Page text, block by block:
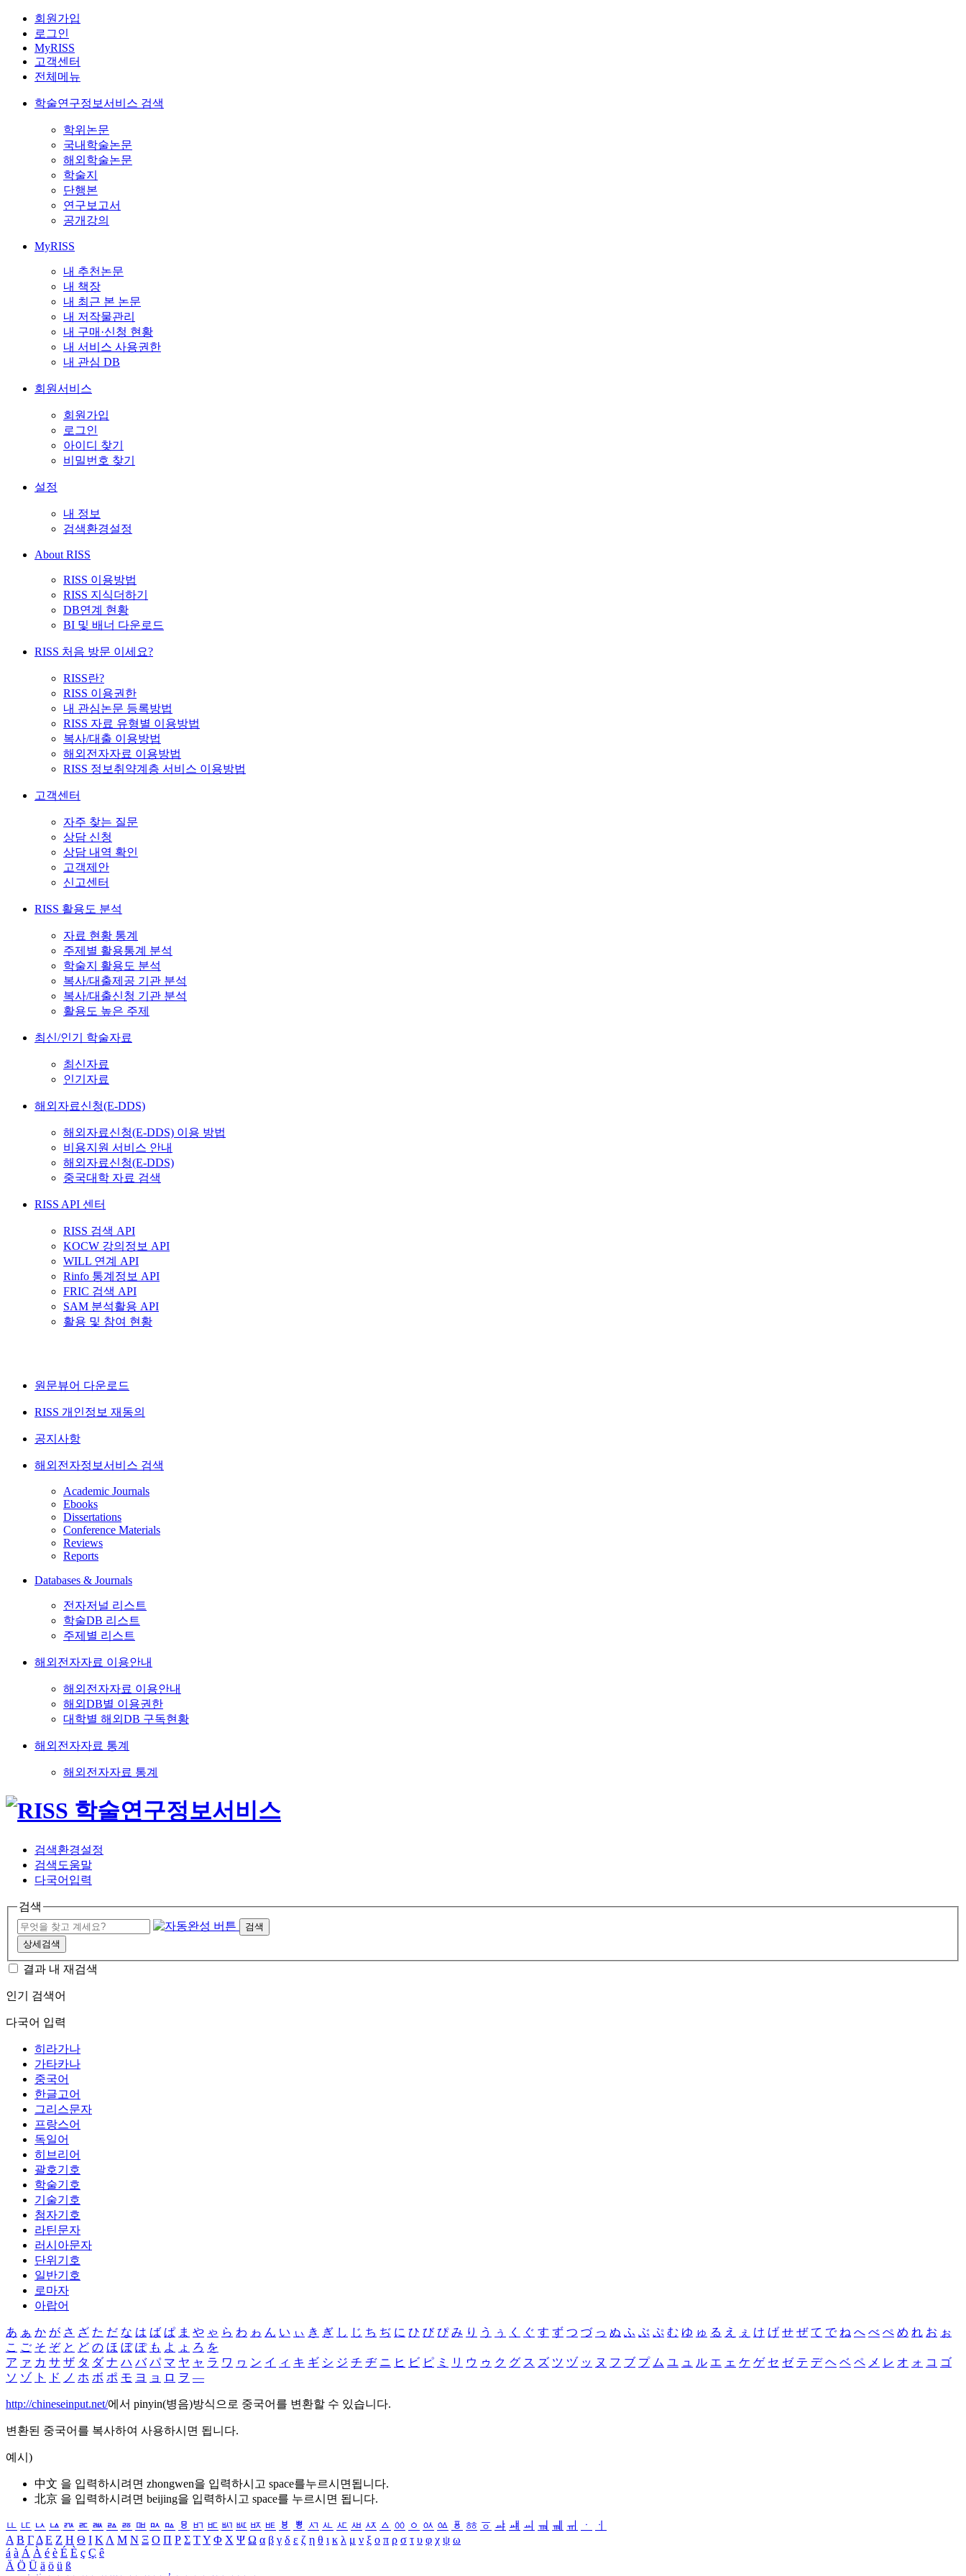
회원가입
로그인
MyRISS
고객센터
전체메뉴
학술연구정보서비스 검색
학위논문
국내학술논문
해외학술논문
학술지
단행본
연구보고서
공개강의
MyRISS
내 추천논문
내 책장
내 최근 본 논문
내 저작물관리
내 구매·신청 현황
내 서비스 사용권한
내 관심 DB
회원서비스
회원가입
로그인
아이디 찾기
비밀번호 찾기
설정
내 정보
검색환경설정
About RISS
RISS 이용방법
RISS 지식더하기
DB연계 현황
BI 및 배너 다운로드
RISS 처음 방문 이세요?
RISS란?
RISS 이용권한
내 관심논문 등록방법
RISS 자료 유형별 이용방법
복사/대출 이용방법
해외전자자료 이용방법
RISS 정보취약계층 서비스 이용방법
고객센터
자주 찾는 질문
상담 신청
상담 내역 확인
고객제안
신고센터
RISS 활용도 분석
자료 현황 통계
주제별 활용통계 분석
학술지 활용도 분석
복사/대출제공 기관 분석
복사/대출신청 기관 분석
활용도 높은 주제
최신/인기 학술자료
최신자료
인기자료
해외자료신청(E-DDS)
해외자료신청(E-DDS) 이용 방법
비용지원 서비스 안내
해외자료신청(E-DDS)
중국대학 자료 검색
RISS API 센터
RISS 검색 API
KOCW 강의정보 API
WILL 연계 API
Rinfo 통계정보 API
FRIC 검색 API
SAM 분석활용 API
활용 및 참여 현황
원문뷰어 다운로드
RISS 개인정보 재동의
공지사항
해외전자정보서비스 검색
Academic Journals
Ebooks
Dissertations
Conference Materials
Reviews
Reports
Databases & Journals
전자저널 리스트
학술DB 리스트
주제별 리스트
해외전자자료 이용안내
해외전자자료 이용안내
해외DB별 이용권한
대학별 해외DB 구독현황
해외전자자료 통계
해외전자자료 통계
검색환경설정
검색도움말
다국어입력
검색
검색
상세검색
결과 내 재검색
인기 검색어
다국어 입력
히라가나
가타카나
중국어
한글고어
그리스문자
프랑스어
독일어
히브리어
괄호기호
학술기호
기술기호
첨자기호
라틴문자
러시아문자
단위기호
일반기호
로마자
아랍어
あ ぁ か が さ ざ た だ な は ば ぱ ま や ゃ ら わ ゎ ん い ぃ き ぎ し じ ち ぢ に ひ び ぴ み り う ぅ く ぐ す ず つ づ っ ぬ ふ ぶ ぷ む ゆ ゅ る え ぇ け げ せ ぜ て で ね へ べ ぺ め れ お ぉ
こ ご そ ぞ と ど の ほ ぼ ぽ も よ ょ ろ を
ア ァ カ サ ザ タ ダ ナ ハ バ パ マ ヤ ャ ラ ワ ヮ ン イ ィ キ ギ シ ジ チ ヂ ニ ヒ ビ ピ ミ リ ウ ゥ ク グ ス ズ ツ ヅ ッ ヌ フ ブ プ ム ユ ュ ル エ ェ ケ ゲ セ ゼ テ デ ヘ ベ ペ メ レ オ ォ コ ゴ
ソ ゾ ト ド ノ ホ ボ ポ モ ヨ ョ ロ ヲ ―
http://chineseinput.net/에서 pinyin(병음)방식으로 중국어를 변환할 수 있습니다.
변환된 중국어를 복사하여 사용하시면 됩니다.
예시)
中文 을 입력하시려면 zhongwen을 입력하시고 space를누르시면됩니다.
北京 을 입력하시려면 beijing을 입력하시고 space를 누르시면 됩니다.
ㅥ ㅦ ㅧ ㅨ ㅩ ㅪ ㅫ ㅬ ㅭ ㅮ ㅯ ㅰ ㅱ ㅲ ㅳ ㅴ ㅵ ㅶ ㅷ ㅸ ㅹ ㅺ ㅻ ㅼ ㅽ ㅾ ㅿ ㆀ ㆁ ㆂ ㆃ ㆄ ㆅ ㆆ ㆇ ㆈ ㆉ ㆊ ㆋ ㆌ ㆍ
ㆎ
Α Β ΓΔ Ε Ζ Η Θ Ι ΚΛ Μ Ν Ξ Ο Π Ρ Σ ΤΥ Φ Χ Ψ Ω α β γ δ ε ζ η θ ι κ λ μ ν ξ ο π ρ σ τ υ φ χ ψ ω
á à Á À é è É È ç Ç ê
Ä Ö Ü ä ö ü ß